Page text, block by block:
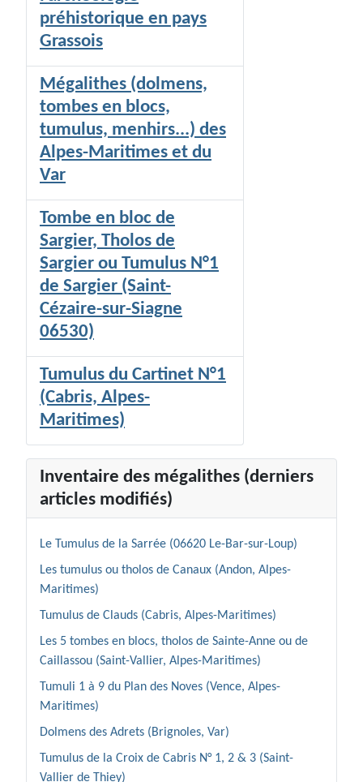
préhistorique en pays
Grassois
Mégalithes (dolmens,
tombes en blocs,
tumulus, menhirs...) des
Alpes-Maritimes et du
Var
Tombe en bloc de
Sargier, Tholos de
Sargier ou Tumulus N°1
de Sargier (Saint-
Cézaire-sur-Siagne
06530)
Tumulus du Cartinet N°1
(Cabris, Alpes-
Maritimes)
Inventaire des mégalithes (derniers
articles modifiés)
Le Tumulus de la Sarrée (06620 Le-Bar-sur-Loup)
Les tumulus ou tholos de Canaux (Andon, Alpes-
Maritimes)
Tumulus de Clauds (Cabris, Alpes-Maritimes)
Les 5 tombes en blocs, tholos de Sainte-Anne ou de
Caillassou (Saint-Vallier, Alpes-Maritimes)
Tumuli 1 à 9 du Plan des Noves (Vence, Alpes-
Maritimes)
Dolmens des Adrets (Brignoles, Var)
Tumulus de la Croix de Cabris N° 1, 2 & 3 (Saint-
Vallier de Thiey)